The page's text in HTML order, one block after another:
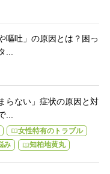
嘔吐」の原因とは？困っ
...
らない」症状の原因と対
...
女性特有のトラブル
み 知柏地黄丸